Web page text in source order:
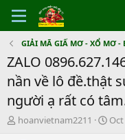
GIẢI MÃ GIẤ MƠ - XỔ MƠ -
ZALO
nần về lô đề.thật
người ạ rất có
T
hoanvietnam2211
S